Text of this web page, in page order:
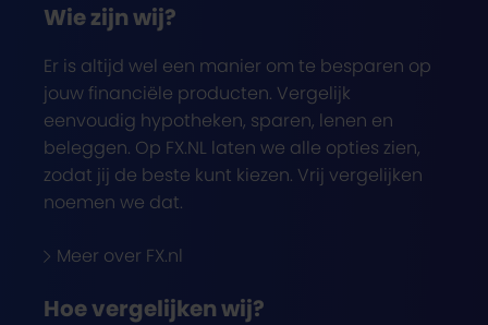
Wie zijn wij?
Er is altijd wel een manier om te besparen op
jouw financiële producten. Vergelijk
eenvoudig hypotheken, sparen, lenen en
beleggen. Op FX.NL laten we alle opties zien,
zodat jij de beste kunt kiezen. Vrij vergelijken
noemen we dat.
Meer over FX.nl
Hoe vergelijken wij?